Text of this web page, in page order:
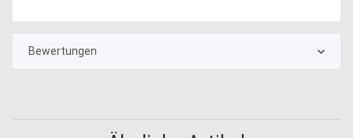
Bewertungen